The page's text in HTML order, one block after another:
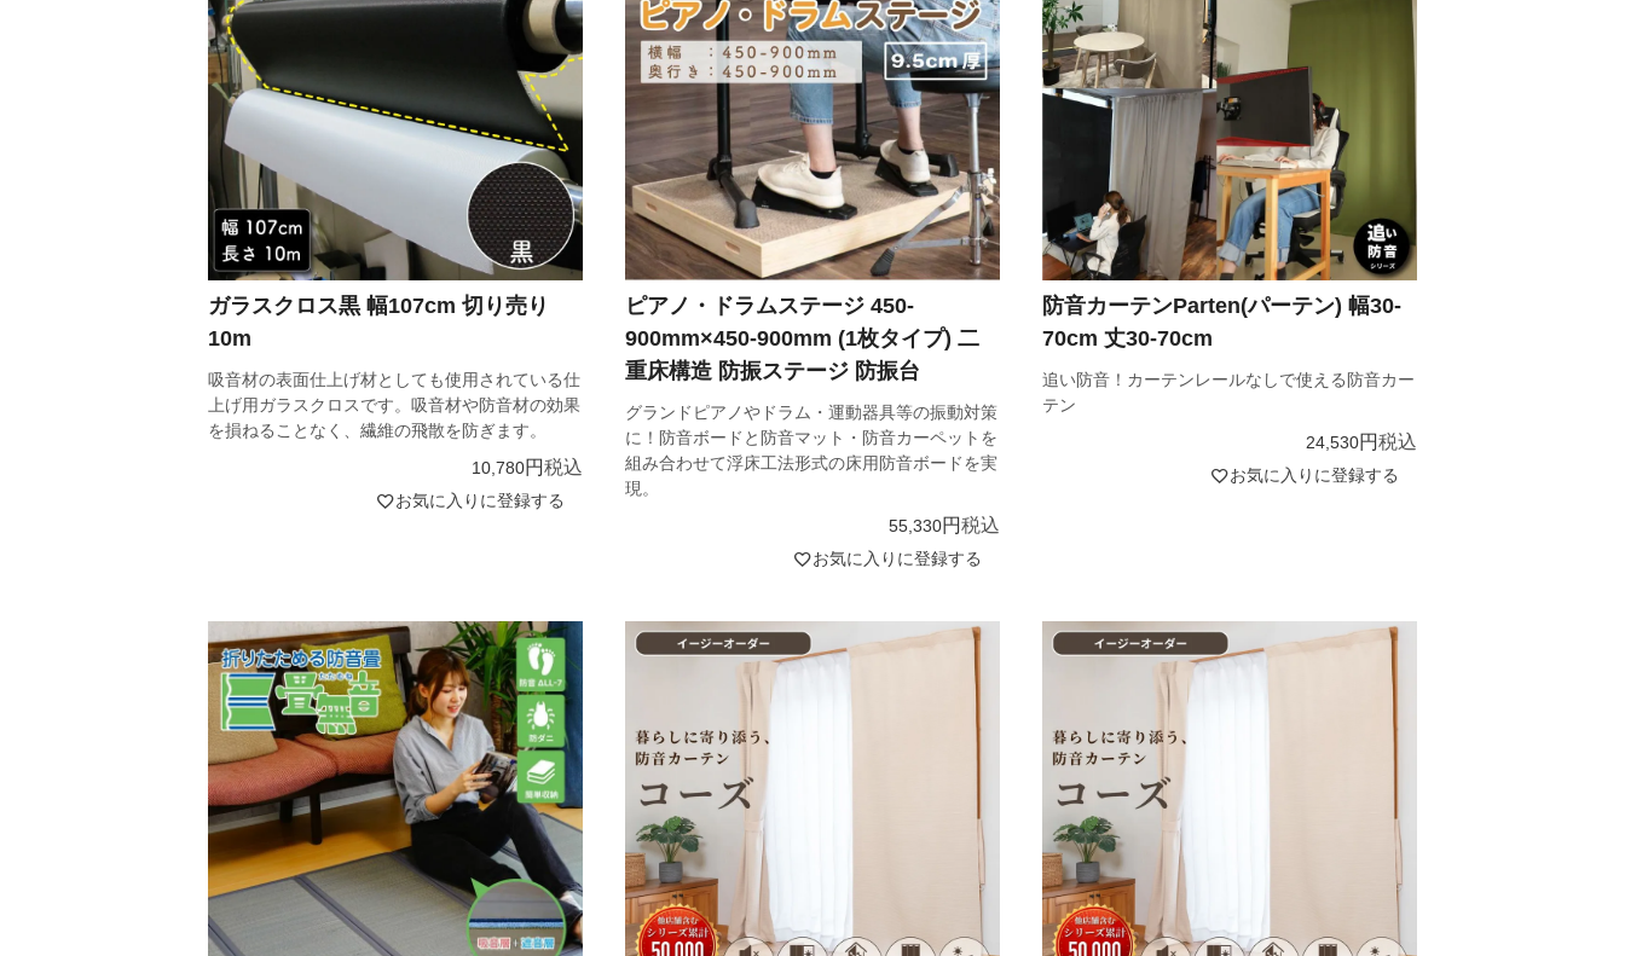
吸音材の表面仕上げ材としても使用されている仕
上げ用ガラスクロスです。吸音材や防音材の効果
を損ねることなく、繊維の飛散を防ぎます。
ガラスクロス黒 幅107cm 切り売り
10m
10,780 税込
お気に入りに登録する
グランドピアノやドラム・運動器具等の振動対策
に！防音ボードと防音マット・防音カーペットを
組み合わせて浮床工法形式の床用防音ボードを実
現。
ピアノ・ドラムステージ 450-
900mm×450-900mm (1枚タイプ) 二
重床構造 防振ステージ 防振台
55,330 税込
お気に入りに登録する
追い防音！カーテンレールなしで使える防音カー
テン
防音カーテンParten(パーテン) 幅30-
70cm 丈30-70cm
24,530 税込
お気に入りに登録する